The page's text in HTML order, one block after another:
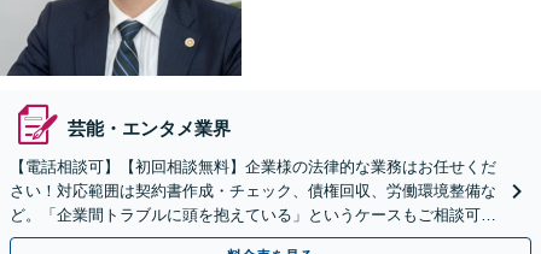
芸能・エンタメ業界
【電話相談可】【初回相談無料】企業様の法律的な業務はお任せくだ
さい！対応範囲は契約書作成・チェック、債権回収、労働環境整備な
ど。「企業間トラブルに頭を抱えている」というケースもご相談可能
です【Zooｍ相談可】【完全個室】【大阪天満宮駅すぐ】